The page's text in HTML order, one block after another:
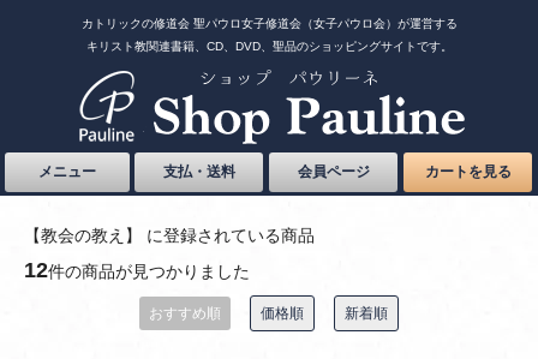
カトリックの修道会 聖パウロ女子修道会（女子パウロ会）が運営する
キリスト教関連書籍、CD、DVD、聖品のショッピングサイトです。
メニュー 支払・送料 会員ページ カートを見る
【教会の教え】 に登録されている商品
12件の商品が見つかりました
おすすめ順 価格順 新着順